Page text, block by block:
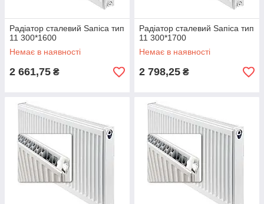
Радіатор сталевий Ѕапіса тип
11 300*1600
Немає в наявності
2 661,75 ₴
Радіатор сталевий Ѕапіса тип
11 300*1700
Немає в наявності
2 798,25 ₴